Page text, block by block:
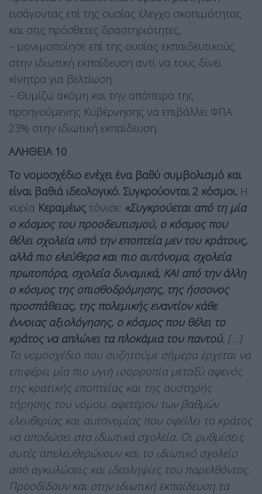
εισάγοντας επί της ουσίας έλεγχο σκοπιμότητας
και στις πρόσθετες δραστηριότητες,
– μονιμοποίησε επί της ουσίας εκπαιδευτικούς
στην ιδιωτική εκπαίδευση αντί να τους δίνει
κίνητρα για βελτίωση.
– Θυμίζω ακόμη και την απόπειρα της
προηγούμενης Κυβέρνησης να επιβάλλει ΦΠΑ
23% στην ιδιωτική εκπαίδευση.
ΑΛΗΘΕΙΑ 10
Το νομοσχέδιο ενέχει ένα βαθύ συμβολισμό και
είναι βαθιά ιδεολογικό. Συγκρούονται 2 κόσμοι. Η
κυρία Κεραμέως τόνισε: «Συγκρούεται από τη μία
ο κόσμος του προοδευτισμού, ο κόσμος που
θέλει σχολεία υπό την εποπτεία μεν του κράτους,
αλλά πιο ελεύθερα και πιο αυτόνομα, σχολεία
πρωτοπόρα, σχολεία δυναμικά, ΚΑΙ από την άλλη
ο κόσμος της οπισθοδρόμησης, της ήσσονος
προσπάθειας, της πολεμικής εναντίον κάθε
έννοιας αξιολόγησης, ο κόσμος που θέλει το
κράτος να απλώνει τα πλοκάμια του παντού. […]
Το νομοσχέδιο που συζητούμε σήμερα έρχεται να
επιφέρει μία πιο υγιή ισορροπία μεταξύ αφενός
της κρατικής εποπτείας και της αυστηρής
τήρησης του νόμου, αφετέρου των βαθμών
ελευθερίας και αυτονομίας που οφείλει το κράτος
να αποδώσει στα ιδιωτικά σχολεία. Οι ρυθμίσεις
αυτές απελευθερώνουν και το ιδιωτικό σχολείο
από αγκυλώσεις και ιδεοληψίες του παρελθόντος.
Προσδίδουν και στην ιδιωτική εκπαίδευση τα